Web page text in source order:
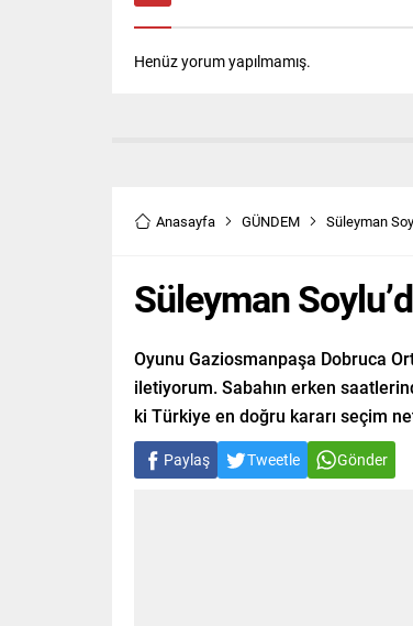
Henüz yorum yapılmamış.
Anasayfa GÜNDEM Süleyman
Süleyman
Oyunu Gaziosmanpaşa Dobruca
iletiyorum. Sabahın erken
ki Türkiye en doğru kararı seçim
Paylaş Tweetle Gönder